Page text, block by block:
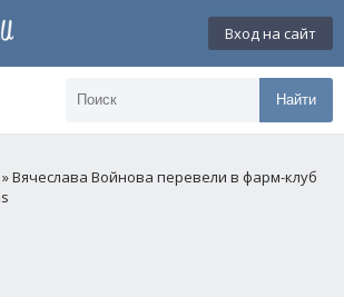
Вход на сайт
Найти
» Вячеслава Войнова перевели в фарм-клуб